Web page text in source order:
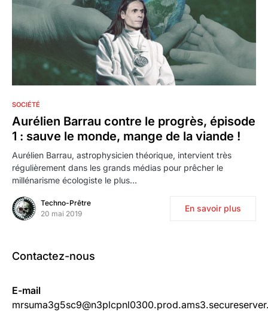
SOCIÉTÉ
Aurélien Barrau contre le progrès, épisode
1 : sauve le monde, mange de la viande !
Aurélien Barrau, astrophysicien théorique, intervient très
régulièrement dans les grands médias pour prêcher le
millénarisme écologiste le plus…
Techno-Prêtre
20 mai 2019
En savoir plus
Contactez-nous
E-mail